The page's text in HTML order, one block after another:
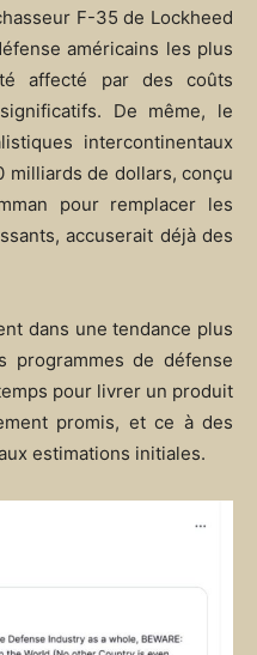
F-35 de Lockheed
américains les plus
affecté par des coûts
De même, le
intercontinentaux
milliards de dollars, conçu
pour remplacer les
accuserait déjà des
dans une tendance plus
programmes de défense
pour livrer un produit
promis, et ce à des
estimations initiales.